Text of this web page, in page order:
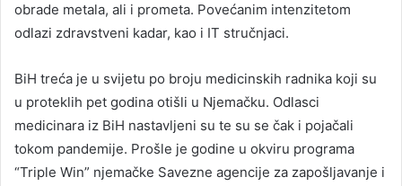
obrade metala, ali i prometa. Povećanim intenzitetom
odlazi zdravstveni kadar, kao i IT stručnjaci.
BiH treća je u svijetu po broju medicinskih radnika koji su
u proteklih pet godina otišli u Njemačku. Odlasci
medicinara iz BiH nastavljeni su te su se čak i pojačali
tokom pandemije. Prošle je godine u okviru programa
“Triple Win” njemačke Savezne agencije za zapošljavanje i